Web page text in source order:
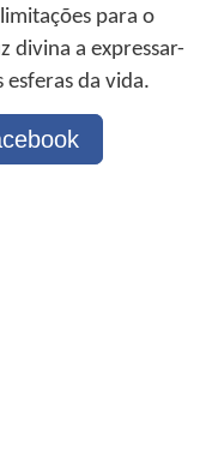
para o
divina a expressar-
esferas da vida.